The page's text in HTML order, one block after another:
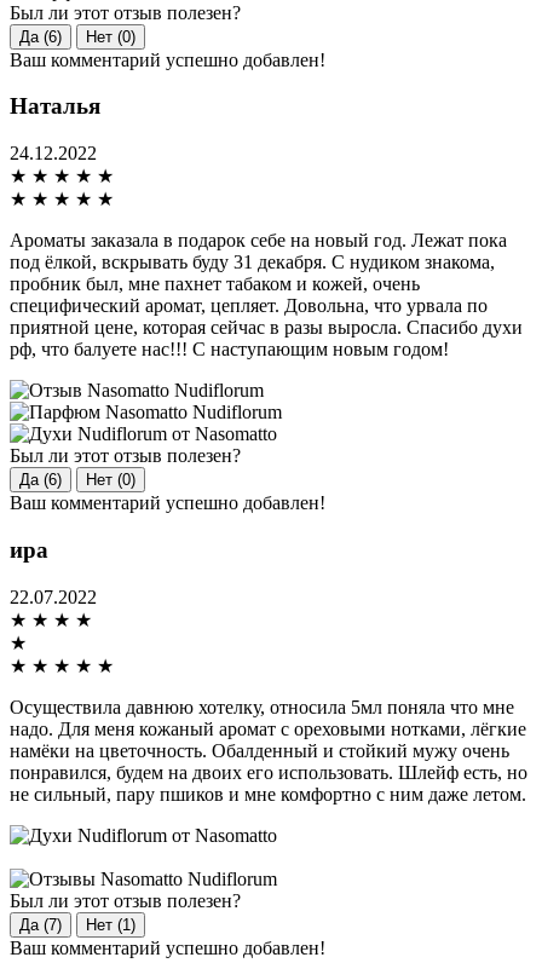
Был ли этот отзыв полезен?
Да (6) Нет (0)
Ваш комментарий успешно добавлен!
Наталья
24.12.2022
★ ★ ★ ★ ★
★ ★ ★ ★ ★
Ароматы заказала в подарок себе на новый год. Лежат пока
под ёлкой, вскрывать буду 31 декабря. С нудиком знакома,
пробник был, мне пахнет табаком и кожей, очень
специфический аромат, цепляет. Довольна, что урвала по
приятной цене, которая сейчас в разы выросла. Спасибо духи
рф, что балуете нас!!! С наступающим новым годом!
Был ли этот отзыв полезен?
Да (6) Нет (0)
Ваш комментарий успешно добавлен!
ира
22.07.2022
★ ★ ★ ★
★
★ ★ ★ ★ ★
Осуществила давнюю хотелку, относила 5мл поняла что мне
надо. Для меня кожаный аромат с ореховыми нотками, лёгкие
намёки на цветочность. Обалденный и стойкий мужу очень
понравился, будем на двоих его использовать. Шлейф есть, но
не сильный, пару пшиков и мне комфортно с ним даже летом.
Был ли этот отзыв полезен?
Да (7) Нет (1)
Ваш комментарий успешно добавлен!